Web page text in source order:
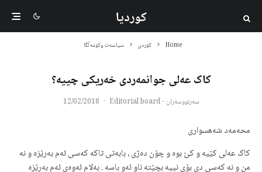
کوردیا
Home کوردی سیاسەت وکومەڵگا
کاک عەلی جوانمەردی خەریکی چییه؟
سەرنووسەران - Editorial board ·
12/02/2018
محەمەد شەهسواری
کاک عەلی کێیە و کێ بوە و چۆن دەژی ، بابەتی تاکە کەسی ئەم بەرێزە و نە
من و نە کەسی دی بۆی نییە بچێتە ناو ئەو باسە . بەلام ئەوەی ئەم بەرێزە